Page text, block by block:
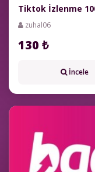
Tiktok İzlenme
zuhal06
130 ₺
İncele